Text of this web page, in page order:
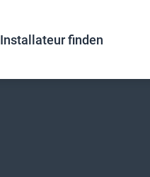
Installateur finden